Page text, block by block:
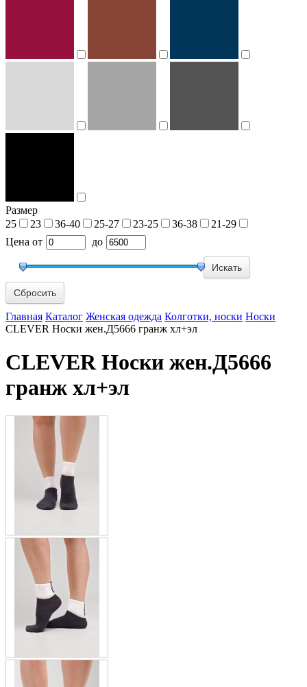
Размер
25
23 36-40 25-27 23-25 36-38
21-29
Цена от до
Сбросить
Главная Каталог Женская одежда Колготки, носки Носки
CLEVER Носки жен.Д5666 гранж хл+эл
CLEVER Носки жен.Д5666
гранж хл+эл